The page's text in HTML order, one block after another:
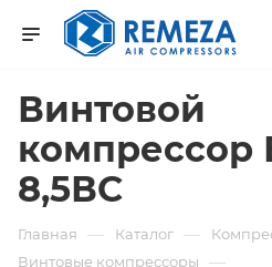
Винтовой
компрессор
8,5ВС
Главная — Каталог —
Винтовые компрессоры —